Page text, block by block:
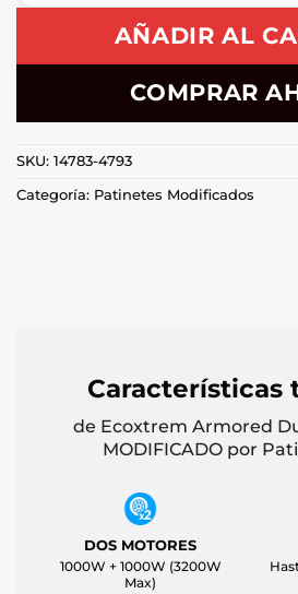
AÑADIR AL
COMPRAR
SKU: 14783-4793
Categoría: Patinetes Modificados
Características
de Ecoxtrem Armored
MODIFICADO por
DOS MOTORES
1000W + 1000W (3200W
Max)